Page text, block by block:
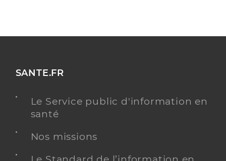
SANTE.FR
Le Service public d'information en
santé
Nos missions